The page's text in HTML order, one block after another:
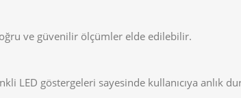
ve güvenilir ölçümler elde edilebilir.
LED göstergeleri sayesinde kullanıcıya anlık